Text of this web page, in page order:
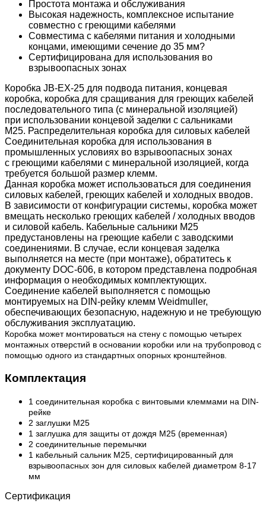
Простота монтажа и обслуживания
Высокая надежность, комплексное испытание
совместно с греющими кабелями
Совместима с кабелями питания и холодными
концами, имеющими сечение до 35 мм?
Сертифицирована для использования во
взрывоопасных зонах
Коробка JB-EX-25 для подвода питания, концевая
коробка, коробка для сращивания для греющих кабелей
последовательного типа (с минеральной изоляцией)
при использовании концевой заделки с сальниками
M25. Распределительная коробка для силовых кабелей
Соединительная коробка для использования в
промышленных условиях во взрывоопасных зонах
с греющими кабелями с минеральной изоляцией, когда
требуется большой размер клемм.
Данная коробка может использоваться для соединения
силовых кабелей, греющих кабелей и холодных вводов.
В зависимости от конфигурации системы, коробка может
вмещать несколько греющих кабелей / холодных вводов
и силовой кабель. Кабельные сальники M25
предустановлены на греющие кабели с заводскими
соединениями. В случае, если концевая заделка
выполняется на месте (при монтаже), обратитесь к
документу DOC-606, в котором представлена подробная
информация о необходимых комплектующих.
Соединение кабелей выполняется с помощью
монтируемых на DIN-рейку клемм Weidmuller,
обеспечивающих безопасную, надежную и не требующую
обслуживания эксплуатацию.
Коробка может монтироваться на стену с помощью четырех
монтажных отверстий в основании коробки или на трубопровод с
помощью одного из стандартных опорных кронштейнов.
Комплектация
1 соединительная коробка с винтовыми клеммами на DIN-
рейке
2 заглушки M25
1 заглушка для защиты от дождя M25 (временная)
2 соединительные перемычки
1 кабельный сальник M25, сертифицированный для
взрывоопасных зон для силовых кабелей диаметром 8-17
мм
Сертификация